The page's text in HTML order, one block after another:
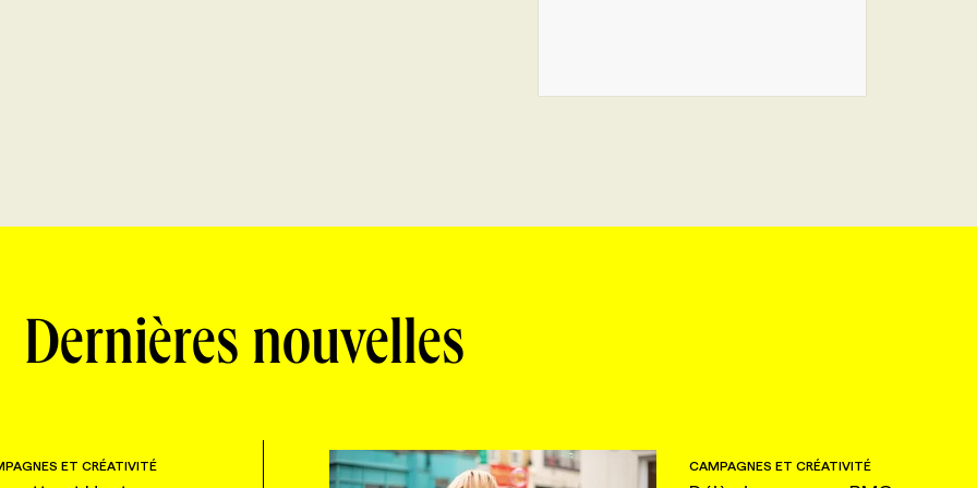
Dernières nouvelles
ET CRÉATIVITÉ CAMPAGNES ET CRÉATIVITÉ